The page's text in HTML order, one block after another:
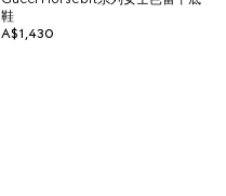
鞋
A$1,430